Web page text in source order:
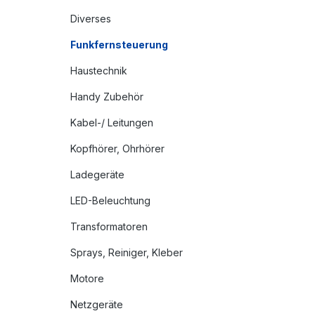
Diverses
Funkfernsteuerung
Haustechnik
Handy Zubehör
Kabel-/ Leitungen
Kopfhörer, Ohrhörer
Ladegeräte
LED-Beleuchtung
Transformatoren
Sprays, Reiniger, Kleber
Motore
Netzgeräte